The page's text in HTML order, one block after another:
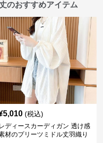
のおすすめアイテム
5,010 (税込)
レディースカーディガン 透け感
材のプリーツミドル丈羽織り